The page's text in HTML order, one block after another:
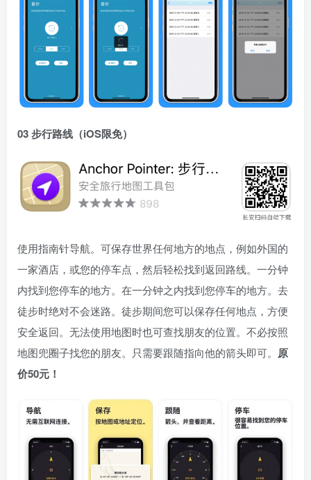
03 步行路线（iOS限免）
使用指南针导航。可保存世界任何地方的地点，例如外国的
一家酒店，或您的停车点，然后轻松找到返回路线。一分钟
内找到您停车的地方。在一分钟之内找到您停车的地方。去
徒步时绝对不会迷路。徒步期间您可以保存任何地点，方便
安全返回。无法使用地图时也可查找朋友的位置。不必按照
地图兜圈子找您的朋友。只需要跟随指向他的箭头即可。 原
价50元！